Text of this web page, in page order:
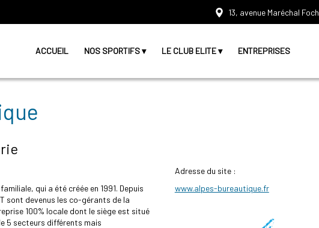
13, avenue Maréchal Foch
ACCUEIL NOS SPORTIFS LE CLUB ELITE ENTREPRISES
qui a été créée en 1991. Depuis
sont devenus les co-gérants de la
100% locale dont le siège est situé
5 secteurs différents mais
Adresse du site :
www.alpes-bureautique.fr